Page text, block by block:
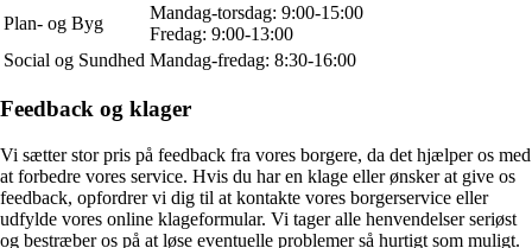
Plan- og Byg
Mandag-torsdag: 9:00-15:00
Fredag: 9:00-13:00
Social og Sundhed Mandag-fredag: 8:30-16:00
Feedback og klager
Vi sætter stor pris på feedback fra vores borgere, da det hjælper os med
at forbedre vores service. Hvis du har en klage eller ønsker at give os
feedback, opfordrer vi dig til at kontakte vores borgerservice eller
udfylde vores online klageformular. Vi tager alle henvendelser seriøst
og bestræber os på at løse eventuelle problemer så hurtigt som muligt.